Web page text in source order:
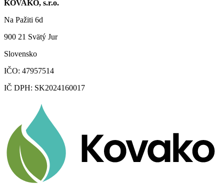
KOVAKO, s.r.o.
Na Pažiti 6d
900 21 Svätý Jur
Slovensko
IČO: 47957514
IČ DPH: SK2024160017